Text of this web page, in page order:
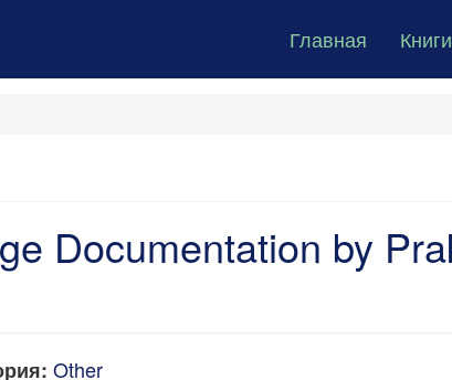
Главная Книги
Documentation by
Other